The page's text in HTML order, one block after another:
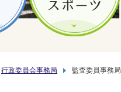
行政委員会事務局 監査委員事務局